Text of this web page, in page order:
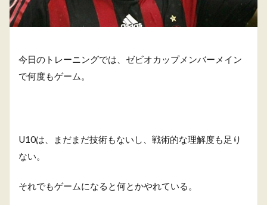
今日のトレーニングでは、ゼビオカップメンバーメイン
で何度もゲーム。
U10は、まだまだ技術もないし、戦術的な理解度も足り
ない。
それでもゲームになると何とかやれている。